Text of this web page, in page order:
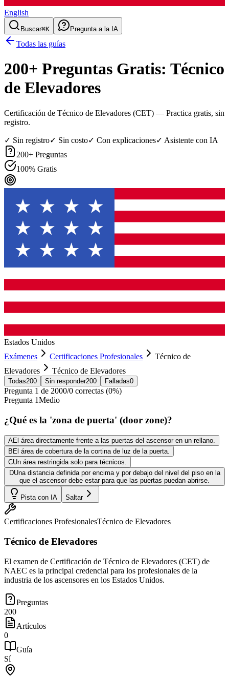
English
Buscar⌘K Pregunta a la IA
Todas las guías
200+ Preguntas Gratis: Técnico
de Elevadores
Certificación de Técnico de Elevadores (CET) — Practica gratis, sin
registro.
✓ Sin registro✓ Sin costo✓ Con explicaciones✓ Asistente con IA
200+ Preguntas
100% Gratis
Estados Unidos
Exámenes
Certificaciones Profesionales
Técnico de
Elevadores
Técnico de Elevadores
Todas200 Sin responder200 Falladas0
Pregunta 1 de 2000/0 correctas (0%)
Pregunta 1Medio
¿Qué es la 'zona de puerta' (door zone)?
AEl área directamente frente a las puertas del ascensor en un rellano.
B El área de cobertura de la cortina de luz de la puerta.
CUn área restringida solo para técnicos.
DUna distancia definida por encima y por debajo del nivel del piso en la
que el ascensor debe estar para que las puertas puedan abrirse.
Pista con IA Saltar
Certificaciones ProfesionalesTécnico de Elevadores
Técnico de Elevadores
El examen de Certificación de Técnico de Elevadores (CET) de
NAEC es la principal credencial para los profesionales de la
industria de los ascensores en los Estados Unidos.
Preguntas
200
Artículos
0
Guía
Sí